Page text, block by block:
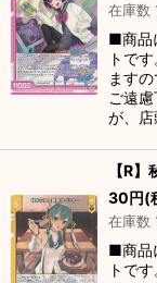
在庫数
■商品
トで
ます
ご遠
が、
【R
30円(
在庫数
■商品
トで